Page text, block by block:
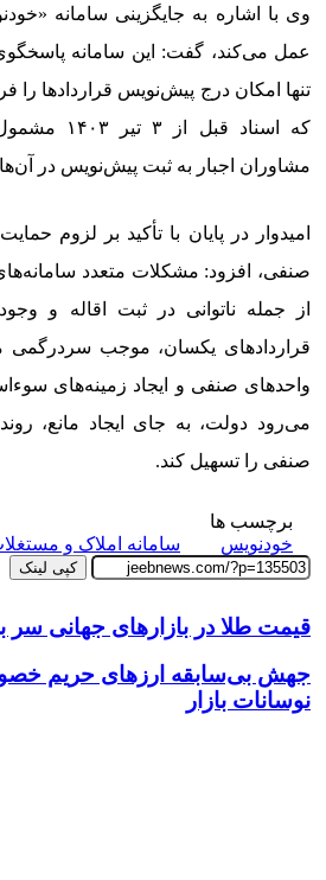
وی با اشاره به جایگزینی سامانه
عمل می‌کند، گفت: این سامانه
تنها امکان درج پیش‌نویس قراردادها را
که اسناد
مشاوران اجبار به ثبت پیش‌نویس در آن‌ها
امیدوار در پایان با تأکید بر لزوم
صنفی، افزود: مشکلات متعدد
از جمله ناتوانی در ثبت اقاله و
قراردادهای یکسان، موجب سردرگمی
واحدهای صنفی و ایجاد زمینه‌های
می‌رود دولت، به جای ایجاد مانع،
صنفی را تسهیل کند.
برچسب ها
خودنویس
سامانه املاک و
کپی لینک
قیمت طلا در بازارهای جهانی سر
جهش بی‌سابقه ارزهای حریم
نوسانات بازار